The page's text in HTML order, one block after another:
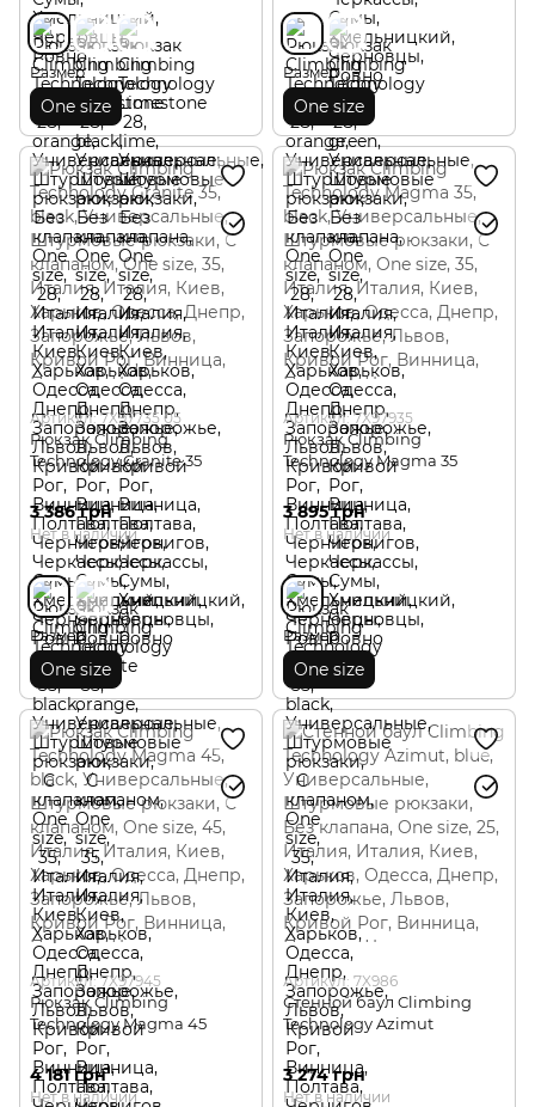
Размер
One size
Размер
One size
Артикул: 7X97735 05
Рюкзак Climbing
Technology Granite 35
3 386 грн
Нет в наличии
Размер
One size
Артикул: 7X97935
Рюкзак Climbing
Technology Magma 35
3 895 грн
Нет в наличии
Размер
One size
Артикул: 7X97945
Рюкзак Climbing
Technology Magma 45
4 181 грн
Нет в наличии
Артикул: 7X986
Стенной баул Climbing
Technology Azimut
3 274 грн
Нет в наличии